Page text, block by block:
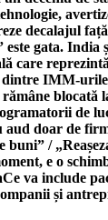
decalajul
gata. India
care
IMM-
blocată
de
doar de
buni” /
e o
Ce va include
și